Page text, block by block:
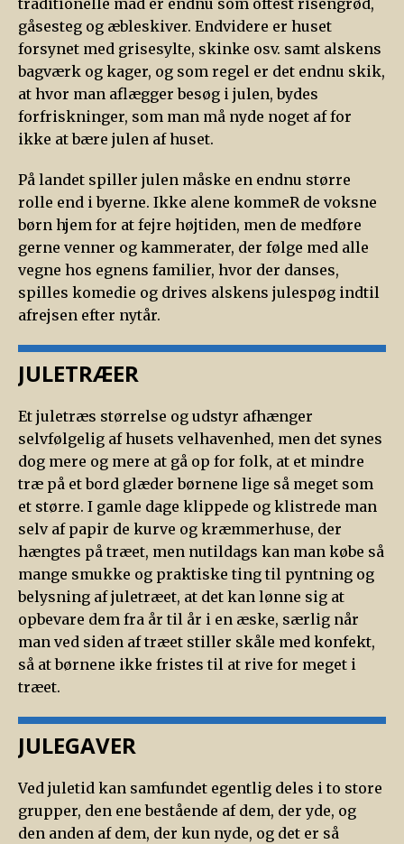
traditionelle mad er endnu som oftest risengrød,
gåsesteg og æbleskiver. Endvidere er huset
forsynet med grisesylte, skinke osv. samt alskens
bagværk og kager, og som regel er det endnu skik,
at hvor man aflægger besøg i julen, bydes
forfriskninger, som man må nyde noget af for
ikke at bære julen af huset.
På landet spiller julen måske en endnu større
rolle end i byerne. Ikke alene kommeR de voksne
børn hjem for at fejre højtiden, men de medføre
gerne venner og kammerater, der følge med alle
vegne hos egnens familier, hvor der danses,
spilles komedie og drives alskens julespøg indtil
afrejsen efter nytår.
JULETRÆER
Et juletræs størrelse og udstyr afhænger
selvfølgelig af husets velhavenhed, men det synes
dog mere og mere at gå op for folk, at et mindre
træ på et bord glæder børnene lige så meget som
et større. I gamle dage klippede og klistrede man
selv af papir de kurve og kræmmerhuse, der
hængtes på træet, men nutildags kan man købe så
mange smukke og praktiske ting til pyntning og
belysning af juletræet, at det kan lønne sig at
opbevare dem fra år til år i en æske, særlig når
man ved siden af træet stiller skåle med konfekt,
så at børnene ikke fristes til at rive for meget i
træet.
JULEGAVER
Ved juletid kan samfundet egentlig deles i to store
grupper, den ene bestående af dem, der yde, og
den anden af dem, der kun nyde, og det er så